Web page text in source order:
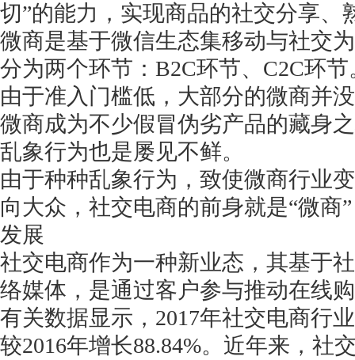
切”的能力，实现商品的社交分享、
微商是基于微信生态集移动与社交
分为两个环节： B2C环节、C2C环节
由于准入门槛低，大部分的微商并
微商成为不少假冒伪劣产品的藏身
乱象行为也是屡见不鲜。
由于种种乱象行为，致使微商行业
向大众，社交电商的前身就是“微商
发展
社交电商作为一种新业态，其基于
络媒体，是通过客户参与推动在线
有关数据显示， 2017年社交电商行
较2016年增长88.84%。近年来，社
获得产品报价方案
1万个想法不如1次的方案落地
扫码添加[商务总监]沟通方案
扫码沟通